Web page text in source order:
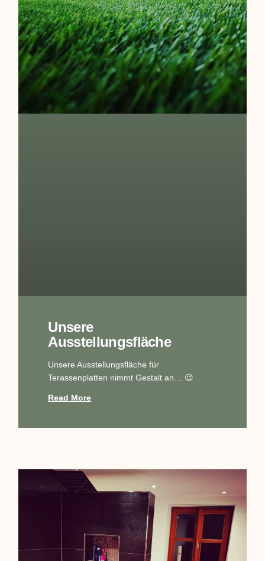
Unsere
Ausstellungsfläche
Unsere Ausstellungsfläche für
Terassenplatten nimmt Gestalt an… 😉
Read More